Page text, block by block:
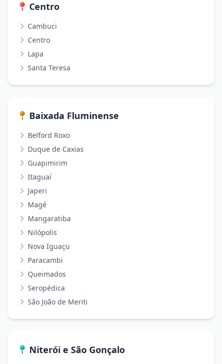
Centro
Cambuci
Centro
Lapa
Santa Teresa
Baixada Fluminense
Belford Roxo
Duque de Caxias
Guapimirim
Itaguaí
Japeri
Magé
Mangaratiba
Nilópolis
Nova Iguaçu
Paracambi
Queimados
Seropédica
São João de Meriti
Niterói e São Gonçalo